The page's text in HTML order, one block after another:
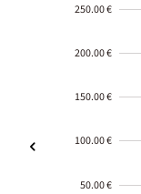
250.00 €
200.00 €
150.00 €
100.00 €
50.00 €